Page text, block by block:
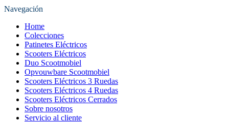
Navegación
Home
Colecciones
Patinetes Eléctricos
Scooters Eléctricos
Duo Scootmobiel
Opvouwbare Scootmobiel
Scooters Eléctricos 3 Ruedas
Scooters Eléctricos 4 Ruedas
Scooters Eléctricos Cerrados
Sobre nosotros
Servicio al cliente